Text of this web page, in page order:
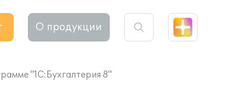
О продукции
"1С:Бухгалтерия 8"